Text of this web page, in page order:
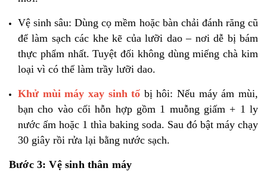
Vệ sinh sâu: Dùng cọ mềm hoặc bàn chải đánh răng cũ
để làm sạch các khe kẽ của lưỡi dao – nơi dễ bị bám
thực phẩm nhất. Tuyệt đối không dùng miếng chà kim
loại vì có thể làm trầy lưỡi dao.
Khử mùi máy xay sinh tố bị hôi: Nếu máy ám mùi,
bạn cho vào cối hỗn hợp gồm 1 muỗng giấm + 1 ly
nước ấm hoặc 1 thìa baking soda. Sau đó bật máy chạy
30 giây rồi rửa lại bằng nước sạch.
Bước 3: Vệ sinh thân máy